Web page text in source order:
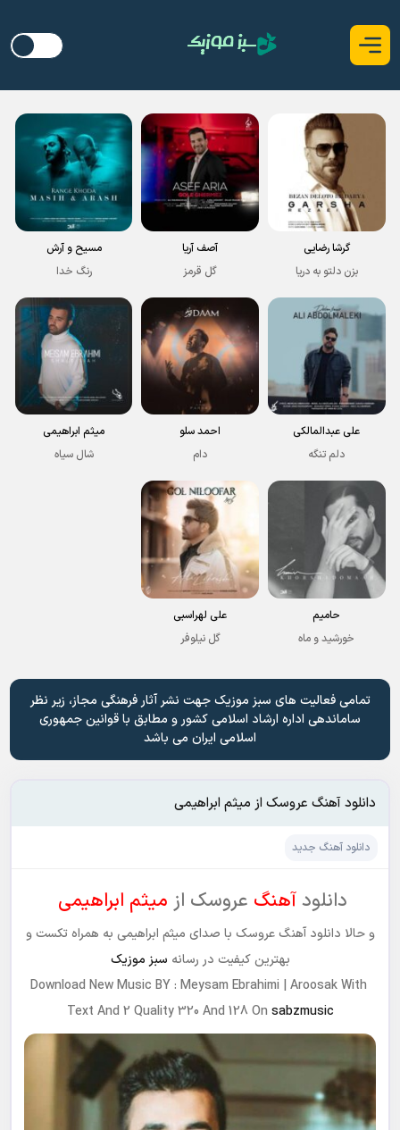
گرشا رضایی
بزن دلتو به دریا
آصف آریا
گل قرمز
مسیح و آرش
رنگ خدا
علی عبدالمالکی
دلم تنگه
احمد سلو
دام
میثم ابراهیمی
شال سیاه
حامیم
خورشید و ماه
علی لهراسبی
گل نیلوفر
تمامی فعالیت های سبز موزیک جهت نشر آثار فرهنگی مجاز، زیر نظر
ساماندهی اداره ارشاد اسلامی کشور و مطابق با قوانین جمهوری
اسلامی ایران می باشد
دانلود آهنگ عروسک از میثم ابراهیمی
دانلود آهنگ جدید
دانلودآهنگ عروسک از میثم ابراهیمی
و حالا دانلود آهنگ عروسک با صدای میثم ابراهیمی به همراه تکست و
بهترین کیفیت در رسانه سبز موزیک
Download New Music BY : Meysam Ebrahimi | Aroosak With
Text And 2 Quality 320 And 128 On sabzmusic